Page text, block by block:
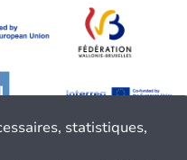
statistiques,